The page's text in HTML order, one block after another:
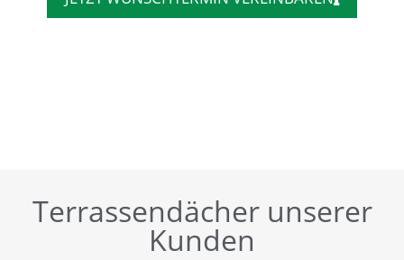
Terrassendächer unserer
Kunden